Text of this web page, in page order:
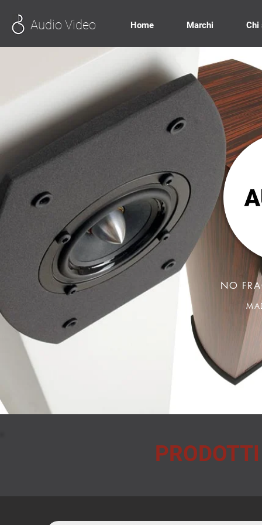
Audio Video Home Marchi Chi
NO